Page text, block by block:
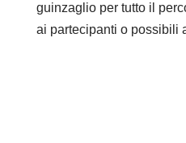
guinzaglio per tutto il
ai partecipanti o possibili